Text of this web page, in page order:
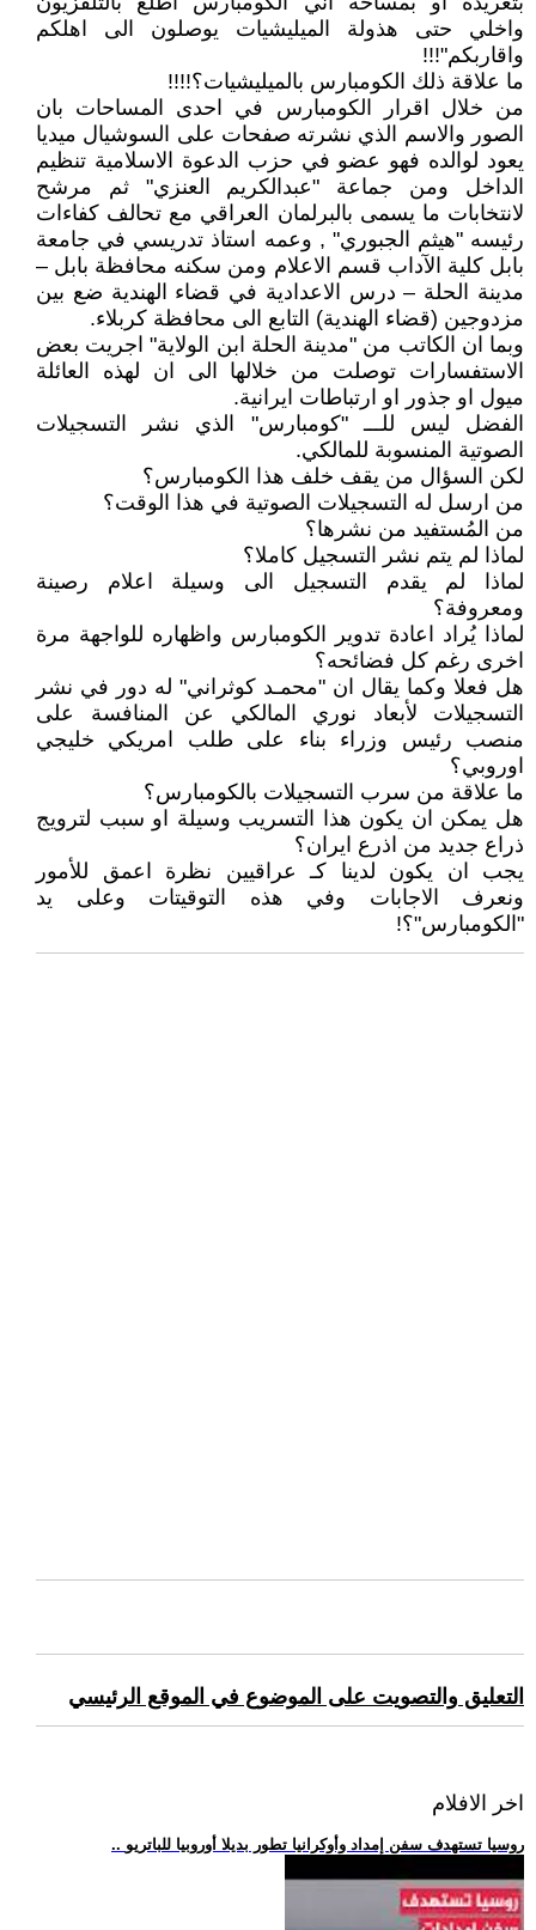
واخلي حتى هذولة الميليشيات يوصلون الى اهلكم
واقاربكم"!!!
ما علاقة ذلك الكومبارس بالميليشيات؟!!!!
من خلال اقرار الكومبارس في احدى المساحات بان
الصور والاسم الذي نشرته صفحات على السوشيال ميديا
يعود لوالده فهو عضو في حزب الدعوة الاسلامية تنظيم
الداخل ومن جماعة "عبدالكريم العنزي" ثم مرشح
لانتخابات ما يسمى بالبرلمان العراقي مع تحالف كفاءات
رئيسه "هيثم الجبوري" , وعمه استاذ تدريسي في جامعة
بابل كلية الآداب قسم الاعلام ومن سكنه محافظة بابل –
مدينة الحلة – درس الاعدادية في قضاء الهندية ضع بين
مزدوجين (قضاء الهندية) التابع الى محافظة كربلاء.
وبما ان الكاتب من "مدينة الحلة ابن الولاية" اجريت بعض
الاستفسارات توصلت من خلالها الى ان لهذه العائلة
ميول او جذور او ارتباطات ايرانية.
الفضل ليس للـــ "كومبارس" الذي نشر التسجيلات
الصوتية المنسوبة للمالكي.
لكن السؤال من يقف خلف هذا الكومبارس؟
من ارسل له التسجيلات الصوتية في هذا الوقت؟
من المُستفيد من نشرها؟
لماذا لم يتم نشر التسجيل كاملا؟
لماذا لم يقدم التسجيل الى وسيلة اعلام رصينة
ومعروفة؟
لماذا يُراد اعادة تدوير الكومبارس واظهاره للواجهة مرة
اخرى رغم كل فضائحه؟
هل فعلا وكما يقال ان "محمـد كوثراني" له دور في نشر
التسجيلات لأبعاد نوري المالكي عن المنافسة على
منصب رئيس وزراء بناء على طلب امريكي خليجي
اوروبي؟
ما علاقة من سرب التسجيلات بالكومبارس؟
هل يمكن ان يكون هذا التسريب وسيلة او سبب لترويج
ذراع جديد من اذرع ايران؟
يجب ان يكون لدينا كـ عراقيين نظرة اعمق للأمور
ونعرف الاجابات وفي هذه التوقيتات وعلى يد
"الكومبارس"؟!
التعليق والتصويت على الموضوع في الموقع الرئيسي
اخر الافلام
.. روسيا تستهدف سفن إمداد وأوكرانيا تطور بديلا أوروبيا للباتريو